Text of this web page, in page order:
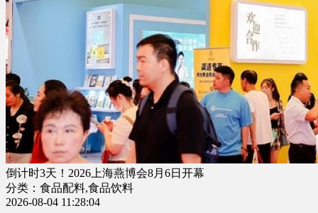
倒计时3天！2026上海燕博会8月6日开幕
分类：食品配料,食品饮料
2026-08-04 11:28:04